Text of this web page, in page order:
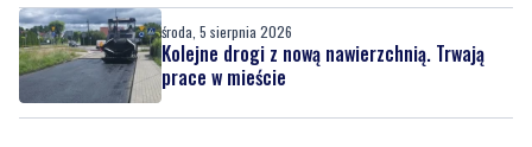
środa, 5 sierpnia 2026
Kolejne drogi z nową nawierzchnią. Trwają
prace w mieście